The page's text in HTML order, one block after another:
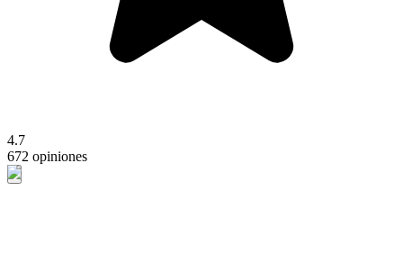
4.7
672 opiniones